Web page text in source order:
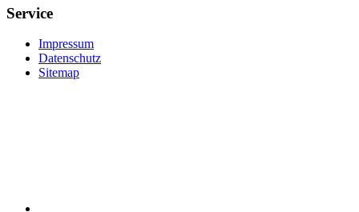
Service
Impressum
Datenschutz
Sitemap